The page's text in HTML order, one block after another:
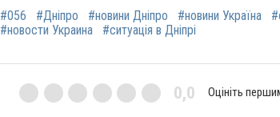
#056 #Дніпро #новини Дніпро #новини Україна
#новости Украина
#ситуація в Дніпрі
0,0 Оцініть